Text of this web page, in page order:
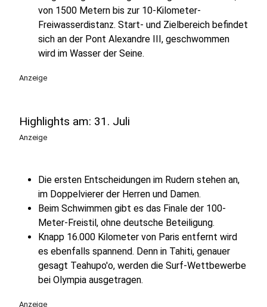
von 1500 Metern bis zur 10-Kilometer-
Freiwasserdistanz. Start- und Zielbereich befindet
sich an der Pont Alexandre III, geschwommen
wird im Wasser der Seine.
Anzeige
Highlights am: 31. Juli
Anzeige
Die ersten Entscheidungen im Rudern stehen an,
im Doppelvierer der Herren und Damen.
Beim Schwimmen gibt es das Finale der 100-
Meter-Freistil, ohne deutsche Beteiligung.
Knapp 16.000 Kilometer von Paris entfernt wird
es ebenfalls spannend. Denn in Tahiti, genauer
gesagt Teahupo'o, werden die Surf-Wettbewerbe
bei Olympia ausgetragen.
Anzeige